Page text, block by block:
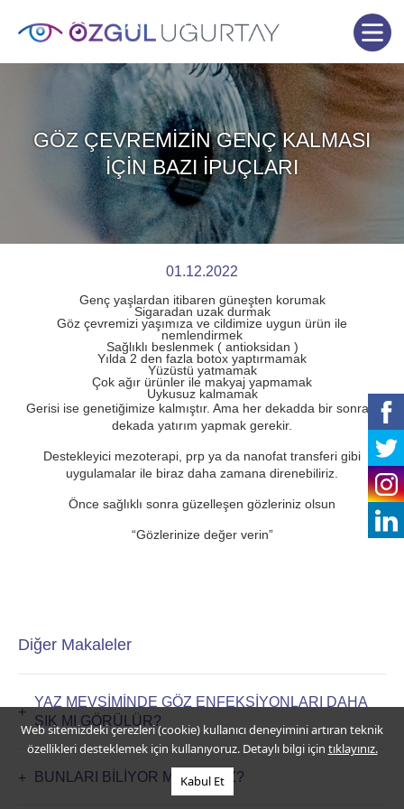
GÖZ ÇEVREMIZIN GENÇ KALMASI
İÇIN BAZI İPUÇLARI
01.12.2022
Genç yaşlardan itibaren güneşten korumak
Sigaradan uzak durmak
Göz çevremizi yaşımıza ve cildimize uygun ürün ile
nemlendirmek
Sağlıklı beslenmek ( antioksidan )
Yılda 2 den fazla botox yaptırmamak
Yüzüstü yatmamak
Çok ağır ürünler ile makyaj yapmamak
Uykusuz kalmamak
Gerisi ise genetiğimize kalmıştır. Ama her dekadda bir sonraki
dekada yatırım yapmak gerekir.
Destekleyici mezoterapi, prp ya da nanofat transferi gibi
uygulamalar ile biraz daha zamana direnebiliriz.
Önce sağlıklı sonra güzelleşen gözleriniz olsun
“Gözlerinize değer verin”
Diğer Makaleler
YAZ MEVSİMİNDE GÖZ ENFEKSİYONLARI DAHA
SIK MI GÖRÜLÜR?
BUNLARI BİLİYOR MUSUNUZ?
Web sitemizdeki çerezleri (cookie) kullanıcı deneyimini artıran teknik
özellikleri desteklemek için kullanıyoruz. Detaylı bilgi için tıklayınız.
Kabul Et